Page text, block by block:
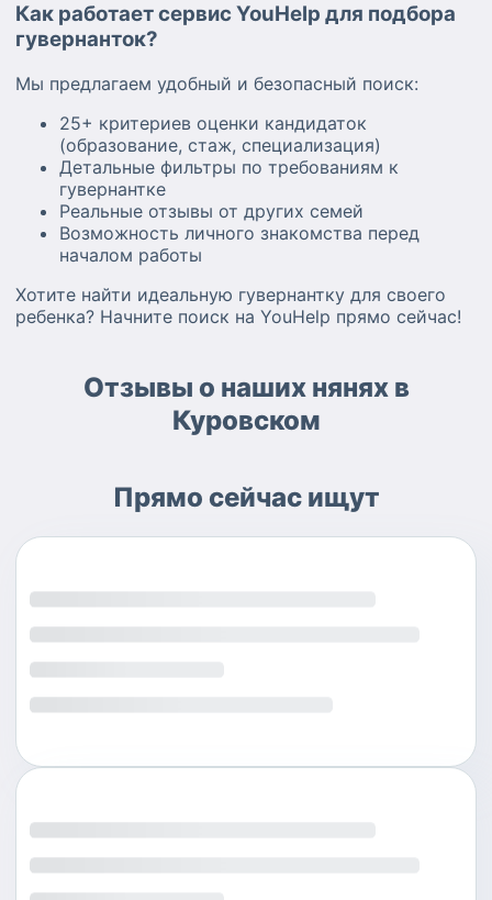
Как работает сервис YouHelp для подбора
гувернанток?
Мы предлагаем удобный и безопасный поиск:
25+ критериев оценки кандидаток
(образование, стаж, специализация)
Детальные фильтры по требованиям к
гувернантке
Реальные отзывы от других семей
Возможность личного знакомства перед
началом работы
Хотите найти идеальную гувернантку для своего
ребенка? Начните поиск на YouHelp прямо сейчас!
Отзывы о наших нянях в
Куровском
Прямо сейчас ищут